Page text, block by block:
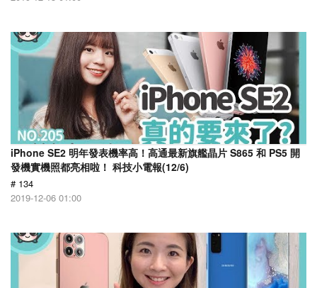
iPhone SE2 明年發表機率高！高通最新旗艦晶片 S865 和 PS5 開
發機實機照都亮相啦！ 科技小電報(12/6)
# 134
2019-12-06 01:00